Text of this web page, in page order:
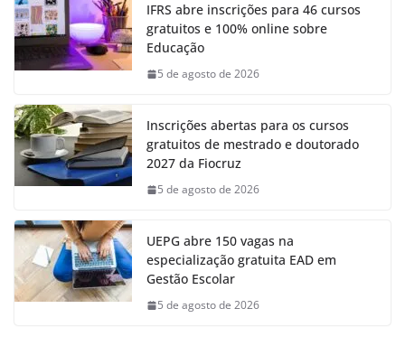
IFRS abre inscrições para 46 cursos
gratuitos e 100% online sobre
Educação
5 de agosto de 2026
Inscrições abertas para os cursos
gratuitos de mestrado e doutorado
2027 da Fiocruz
5 de agosto de 2026
UEPG abre 150 vagas na
especialização gratuita EAD em
Gestão Escolar
5 de agosto de 2026